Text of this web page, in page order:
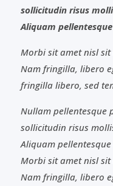
sollicitudin risus
Aliquam
Morbi sit amet nisl
Nam fringilla, libero
fringilla libero, sed
Nullam pellentesque
sollicitudin risus
Aliquam
Morbi sit amet nisl
Nam fringilla, libero